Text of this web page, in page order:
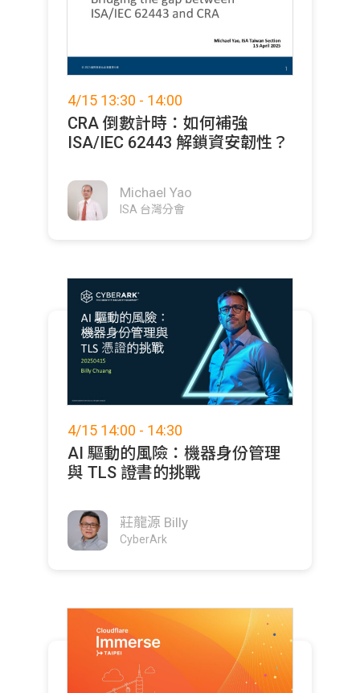
4/15 13:30 - 14:00
CRA 倒數計時：如何補強
ISA/IEC 62443 解鎖資安韌性？
Michael Yao
ISA 台灣分會
4/15 14:00 - 14:30
AI 驅動的風險：機器身份管理
與 TLS 證書的挑戰
莊龍源 Billy
CyberArk